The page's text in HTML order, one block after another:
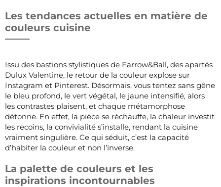
Les tendances actuelles en matière de
couleurs cuisine
Issu des bastions stylistiques de Farrow&Ball, des apartés
Dulux Valentine, le retour de la couleur explose sur
Instagram et Pinterest. Désormais, vous tentez sans gêne
le bleu profond, le vert végétal, le jaune intensifié, alors
les contrastes plaisent, et chaque métamorphose
détonne. En effet, la pièce se réchauffe, la chaleur investit
les recoins, la convivialité s’installe, rendant la cuisine
vraiment singulière. Ce qui séduit, c’est la capacité
d’habiter la couleur et non l’inverse.
La palette de couleurs et les
inspirations incontournables